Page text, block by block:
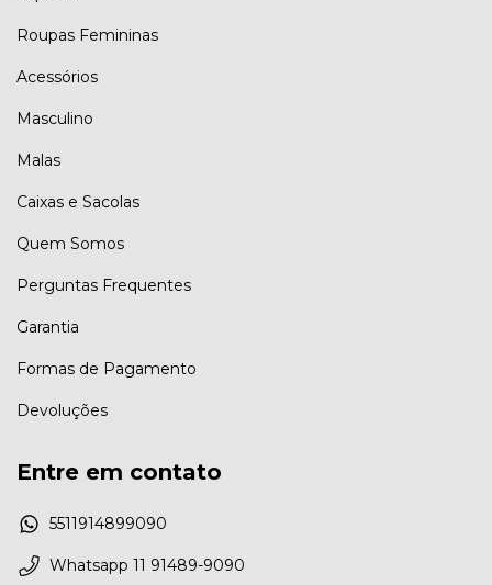
Roupas Femininas
Acessórios
Masculino
Malas
Caixas e Sacolas
Quem Somos
Perguntas Frequentes
Garantia
Formas de Pagamento
Devoluções
Entre em contato
5511914899090
Whatsapp 11 91489-9090